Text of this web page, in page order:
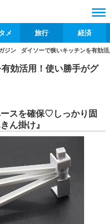
メ 旅行 経済
ジン ダイソーで狭いキッチンを有効
効活用！使い勝手がグ
スを確保♡しっかり固
ん掛け』